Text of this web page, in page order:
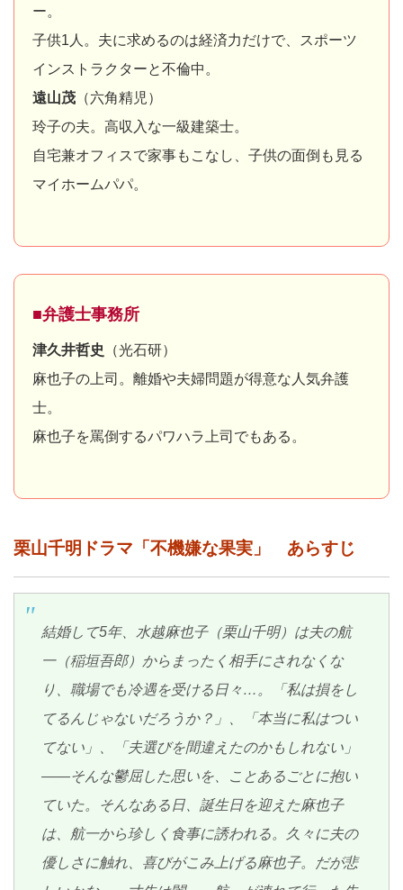
ー。
子供1人。夫に求めるのは経済力だけで、スポーツ
インストラクターと不倫中。
遠山茂 （六角精児）
玲子の夫。高収入な一級建築士。
自宅兼オフィスで家事もこなし、子供の面倒も見る
マイホームパパ。
■弁護士事務所
津久井哲史
（光石研）
麻也子の上司。離婚や夫婦問題が得意な人気弁護
士。
麻也子を罵倒するパワハラ上司でもある。
栗山千明ドラマ「不機嫌な果実」 あらすじ
結婚して5年、水越麻也子（栗山千明）は夫の航
一（稲垣吾郎）からまったく相手にされなくな
り、職場でも冷遇を受ける日々…。「私は損をし
てるんじゃないだろうか？」、「本当に私はつい
てない」、「夫選びを間違えたのかもしれない」
――そんな鬱屈した思いを、ことあるごとに抱い
ていた。そんなある日、誕生日を迎えた麻也子
は、航一から珍しく食事に誘われる。久々に夫の
優しさに触れ、喜びがこみ上げる麻也子。だが悲